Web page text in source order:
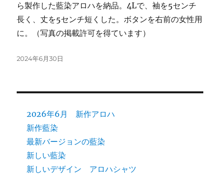
ら製作した藍染アロハを納品。4Lで、袖を5センチ
長く、丈を5センチ短くした。ボタンを右前の女性用
に。（写真の掲載許可を得ています）
投
2024年6月30日
2026年6月 新作アロハ
新作藍染
最新バージョンの藍染
新しい藍染
新しいデザイン アロハシャツ